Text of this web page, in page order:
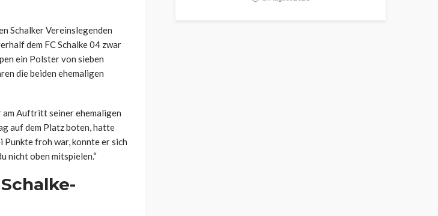
Schalker Vereinslegenden
dem FC Schalke 04 zwar
ein Polster von sieben
die beiden ehemaligen
am Auftritt seiner ehemaligen
auf dem Platz boten, hatte
Punkte froh war, konnte er sich
nicht oben mitspielen.“